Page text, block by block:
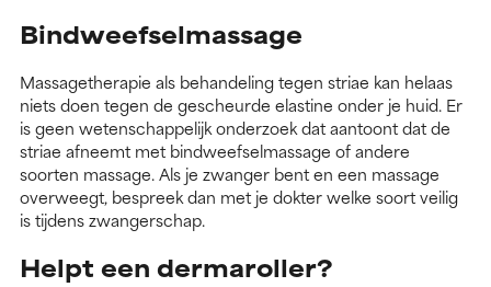
Bindweefselmassage
Massagetherapie als behandeling tegen striae kan helaas
niets doen tegen de gescheurde elastine onder je huid. Er
is geen wetenschappelijk onderzoek dat aantoont dat de
striae afneemt met bindweefselmassage of andere
soorten massage. Als je zwanger bent en een massage
overweegt, bespreek dan met je dokter welke soort veilig
is tijdens zwangerschap.
Helpt een dermaroller?